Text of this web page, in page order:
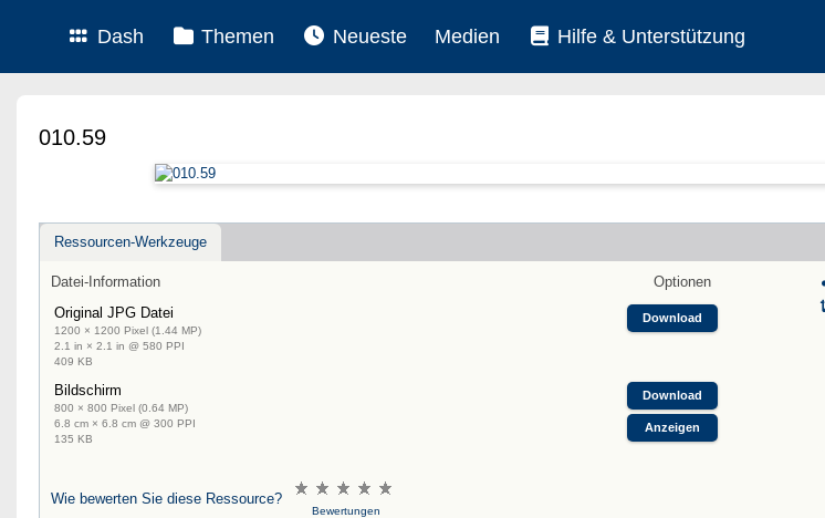
Dash Themen Neueste Medien Hilfe & Unterstützung
010.59
Ressourcen-Werkzeuge
Datei-Information
Optionen
Original JPG Datei
1200 × 1200 Pixel (1.44 MP)
2.1 in × 2.1 in @ 580 PPI
409 KB
Download
Bildschirm
800 × 800 Pixel (0.64 MP)
6.8 cm × 6.8 cm @ 300 PPI
135 KB
Download
Anzeigen
Wie bewerten Sie diese Ressource?
Bewertungen